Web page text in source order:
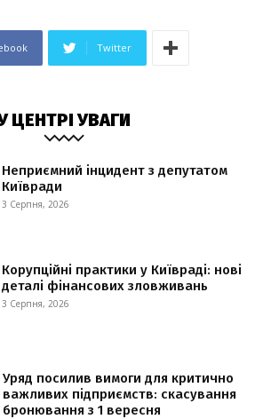
Twitter
ЦЕНТРІ УВАГИ
Неприємний інцидент з депутатом
Київради
3 Серпня, 2026
Корупційні практики у Київраді: нові
деталі фінансових зловживань
3 Серпня, 2026
Уряд посилив вимоги для критично
важливих підприємств: скасування
бронювання з 1 вересня